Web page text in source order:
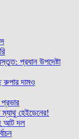
প্রধান উপদেষ্টা
রুপার দামও
ম্যাথু হেইডেনের!
আট দল